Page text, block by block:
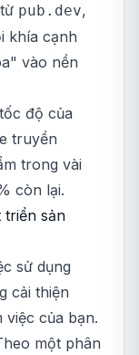
pub.dev,
khía cạnh
vào nền
độ của
truyền
trong vài
còn lại.
triển sản
sử dụng
cải thiện
của bạn.
một phân